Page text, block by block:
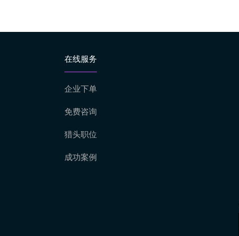
在线服务
企业下单
免费咨询
猎头职位
成功案例